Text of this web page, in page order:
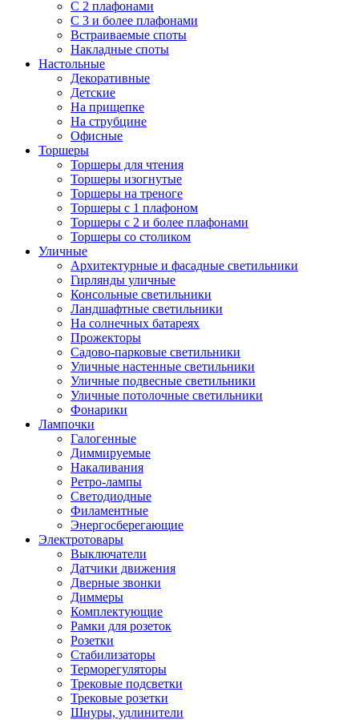
С 2 плафонами
С 3 и более плафонами
Встраиваемые споты
Накладные споты
Настольные
Декоративные
Детские
На прищепке
На струбцине
Офисные
Торшеры
Торшеры для чтения
Торшеры изогнутые
Торшеры на треноге
Торшеры с 1 плафоном
Торшеры с 2 и более плафонами
Торшеры со столиком
Уличные
Архитектурные и фасадные светильники
Гирлянды уличные
Консольные светильники
Ландшафтные светильники
На солнечных батареях
Прожекторы
Садово-парковые светильники
Уличные настенные светильники
Уличные подвесные светильники
Уличные потолочные светильники
Фонарики
Лампочки
Галогенные
Диммируемые
Накаливания
Ретро-лампы
Светодиодные
Филаментные
Энергосберегающие
Электротовары
Выключатели
Датчики движения
Дверные звонки
Диммеры
Комплектующие
Рамки для розеток
Розетки
Стабилизаторы
Терморегуляторы
Трековые подсветки
Трековые розетки
Шнуры, удлинители